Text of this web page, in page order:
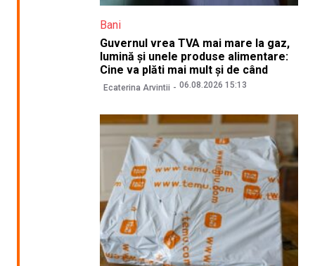
Bani
Guvernul vrea TVA mai mare la gaz,
lumină și unele produse alimentare:
Cine va plăti mai mult și de când
Ecaterina Arvintii 06.08.2026 15:13